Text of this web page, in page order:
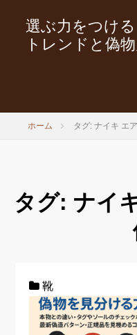
選ぶ力をつけ
トレンドと偽
ホーム タグ: ナイキ エ
タグ: ナイ
靴